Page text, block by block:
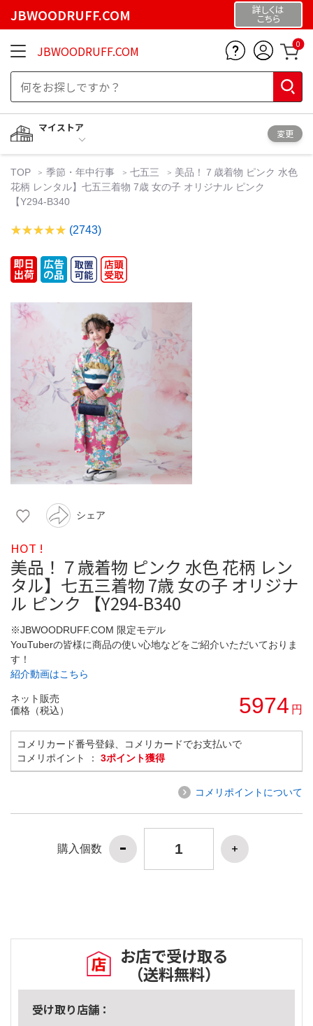
JBWOODRUFF.COM 詳しくは
こちら
JBWOODRUFF.COM 0
マイストア
変更
TOP 季節・年中行事 七五三
美品！７歳着物 ピンク 水色
花柄 レンタル】七五三着物 7歳 女の子 オリジナル ピンク
【Y294-B340
(2743)
シェア
HOT !
美品！７歳着物 ピンク 水色 花柄 レン
タル】七五三着物 7歳 女の子 オリジナ
ル ピンク 【Y294-B340
※JBWOODRUFF.COM 限定モデル
YouTuberの皆様に商品の使い心地などをご紹介いただいておりま
す！
紹介動画はこちら
ネット販売
価格（税込）
5974 円
コメリカード番号登録、コメリカードでお支払いで
コメリポイント ： 3ポイント獲得
コメリポイントについて
購入個数
お店で受け取る
（送料無料）
受け取り店舗：